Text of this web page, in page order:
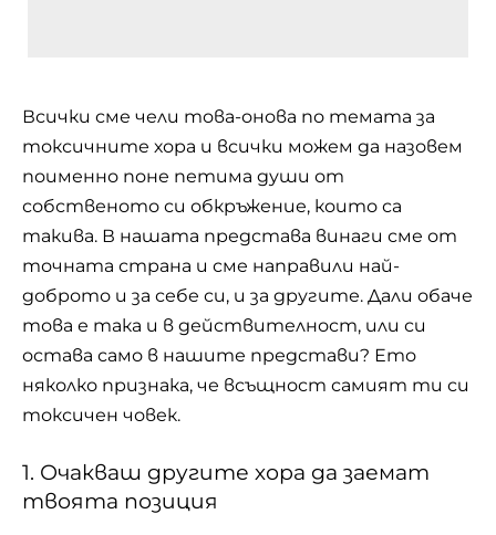
Всички сме чели това-онова по темата за
токсичните хора и всички можем да назовем
поименно поне петима души от
собственото си обкръжение, които са
такива. В нашата представа винаги сме от
точната страна и сме направили най-
доброто и за себе си, и за другите. Дали обаче
това е така и в действителност, или си
остава само в нашите представи? Ето
няколко признака, че всъщност самият ти си
токсичен човек.
1. Очакваш другите хора да заемат
твоята позиция